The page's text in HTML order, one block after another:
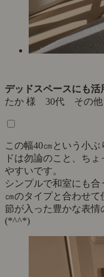
デッドスペースにも
たか 様 30代 その他
この幅40㎝という小
ドは勿論のこと、ち
やすいです。
シンプルで和室にも
㎝のタイプと合わせ
節が入った豊かな表
(*^^*)